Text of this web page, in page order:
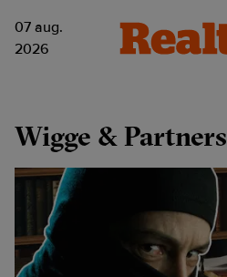
07 aug.
2026
Wigge & Partners